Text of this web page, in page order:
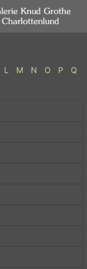
L M N O P
Q